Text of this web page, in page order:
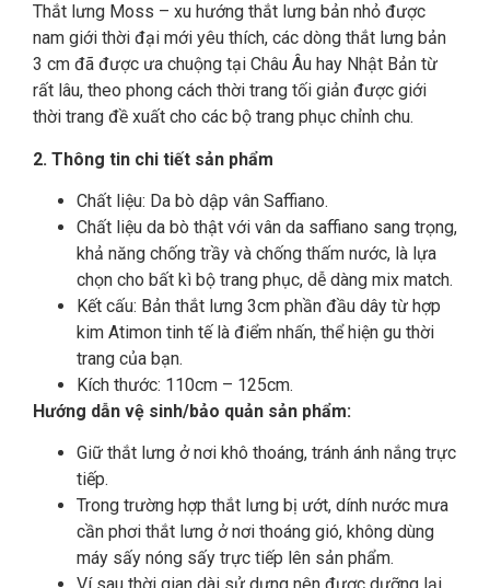
Thắt lưng Moss – xu hướng thắt lưng bản nhỏ được
nam giới thời đại mới yêu thích, các dòng thắt lưng bản
3 cm đã được ưa chuộng tại Châu Âu hay Nhật Bản từ
rất lâu, theo phong cách thời trang tối giản được giới
thời trang đề xuất cho các bộ trang phục chỉnh chu.
2. Thông tin chi tiết sản phẩm
Chất liệu: Da bò dập vân Saffiano.
Chất liệu da bò thật với vân da saffiano sang trọng,
khả năng chống trầy và chống thấm nước, là lựa
chọn cho bất kì bộ trang phục, dễ dàng mix match.
Kết cấu: Bản thắt lưng 3cm phần đầu dây từ hợp
kim Atimon tinh tế là điểm nhấn, thể hiện gu thời
trang của bạn.
Kích thước: 110cm – 125cm.
Hướng dẫn vệ sinh/bảo quản sản phẩm:
Giữ thắt lưng ở nơi khô thoáng, tránh ánh nắng trực
tiếp.
Trong trường hợp thắt lưng bị ướt, dính nước mưa
cần phơi thắt lưng ở nơi thoáng gió, không dùng
máy sấy nóng sấy trực tiếp lên sản phẩm.